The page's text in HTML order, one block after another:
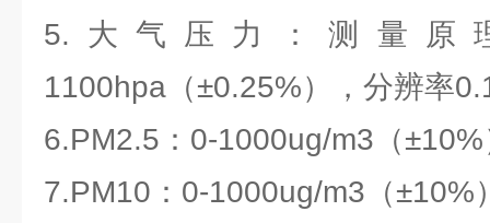
5.大气压力：测量原
1100hpa（±0.25%），分辨率
6.PM2.5：0-1000ug/m3（±10%
7.PM10：0-1000ug/m3（±10%